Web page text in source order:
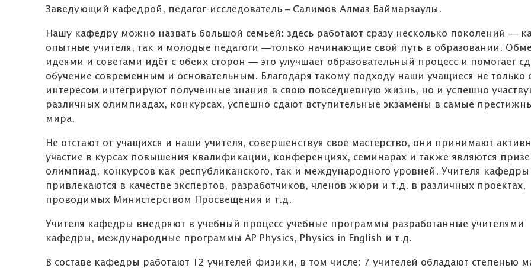
Заведующий кафедрой, педагог-исследователь – Салимов Алмаз Баймарзаулы.
Нашу кафедру можно назвать большой семьей: здесь работают сразу несколько поколений —
опытные учителя, так и молодые педагоги —только начинающие свой путь в образовании.
идеями и советами идёт с обеих сторон — это улучшает образовательный процесс и помогает
обучение современным и основательным. Благодаря такому подходу наши учащиеся не только
интересом интегрируют полученные знания в свою повседневную жизнь, но и успешно
различных олимпиадах, конкурсах, успешно сдают вступительные экзамены в самые
мира.
Не отстают от учащихся и наши учителя, совершенствуя свое мастерство, они принимают
участие в курсах повышения квалификации, конференциях, семинарах и также являются
олимпиад, конкурсов как республиканского, так и международного уровней. Учителя кафедры
привлекаются в качестве экспертов, разработчиков, членов жюри и т.д. в различных проектах,
проводимых Министерством Просвещения и т.д.
Учителя кафедры внедряют в учебный процесс учебные программы разработанные учителями
кафедры, международные программы AP Physics, Physics in English и т.д.
В составе кафедры работают 12 учителей физики, в том числе: 7 учителей обладают степенью